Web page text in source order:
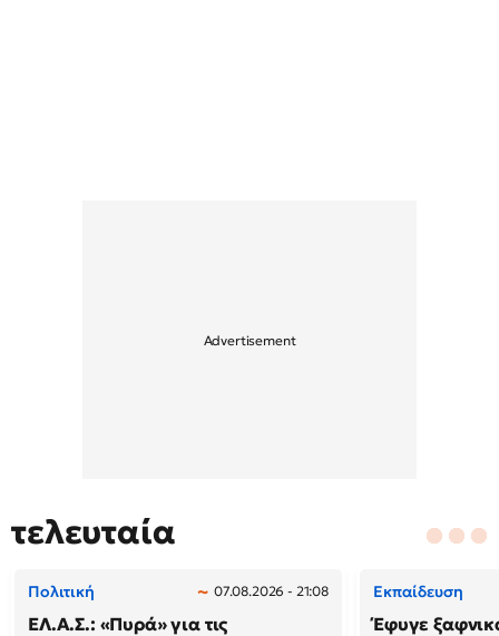
τελευταία
Πολιτική 07.08.2026 - 21:08
ΕΛ.Α.Σ.: «Πυρά» για τις
Εκπαίδευση
Έφυγε